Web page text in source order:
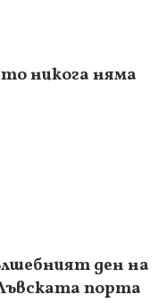
никога няма
ден на
порта